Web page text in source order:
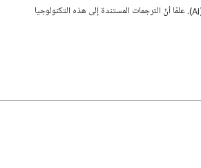
قد تحتوي هذه الصفحة على محتوى تمت ترجمته باستخدام تكنولوجيا الذكاء الاصطناعي (AI). علمًا أنّ الترجمات المستندة إلى هذه التكنولوجيا